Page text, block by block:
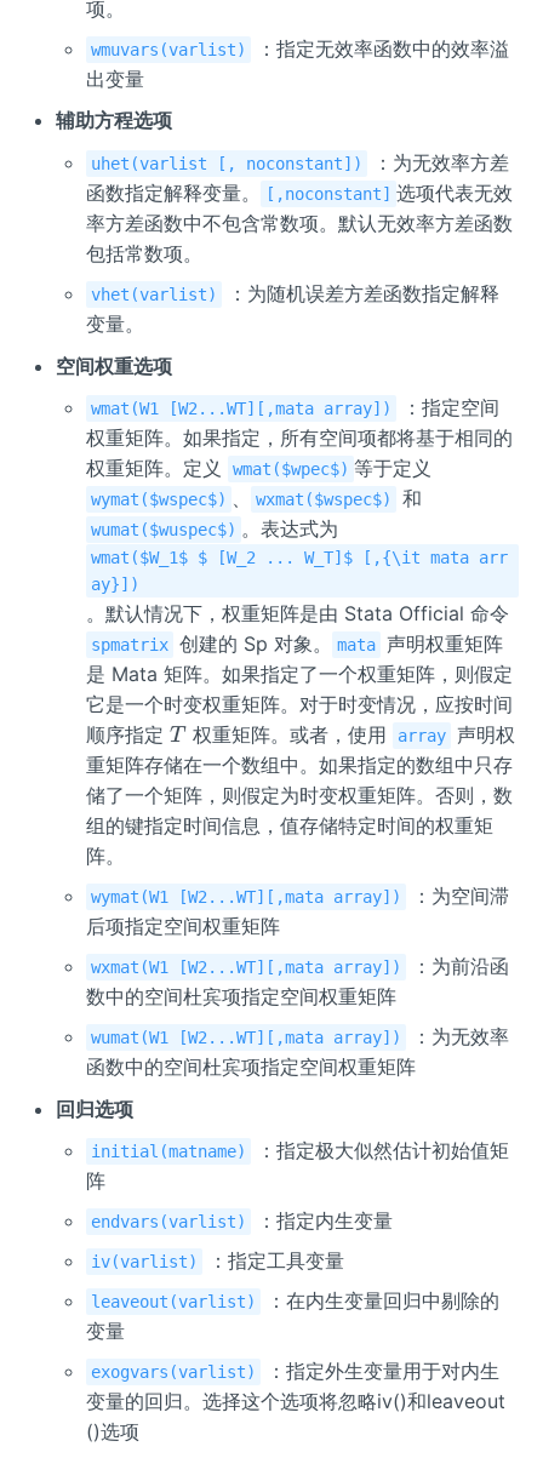
项。
wmuvars(varlist)
：指定无效率函数中的效率溢
出变量
辅助方程选项
uhet(varlist [, noconstant])
：为无效率方差
函数指定解释变量。
[,noconstant] 选项代表无效
率方差函数中不包含常数项。默认无效率方差函数
包括常数项。
vhet(varlist)
：为随机误差方差函数指定解释
变量。
空间权重选项
wmat(W1 [W2...WT][,mata array])
：指定空间
权重矩阵。如果指定，所有空间项都将基于相同的
权重矩阵。定义
wmat($wpec$) 等于定义
wymat($wspec$) 、 wxmat($wspec$) 和
wumat($wuspec$) 。表达式为
wmat($W_1$ $ [W_2 ... W_T]$ [,{\it mata arr
ay}])
。默认情况下，权重矩阵是由 Stata Official 命令
spmatrix 创建的 Sp 对象。 mata 声明权重矩阵
是 Mata 矩阵。如果指定了一个权重矩阵，则假定
它是一个时变权重矩阵。对于时变情况，应按时间
顺序指定T
T权重矩阵。或者，使用 array 声明权
重矩阵存储在一个数组中。如果指定的数组中只存
储了一个矩阵，则假定为时变权重矩阵。否则，数
组的键指定时间信息，值存储特定时间的权重矩
阵。
wymat(W1 [W2...WT][,mata array])
：为空间滞
后项指定空间权重矩阵
wxmat(W1 [W2...WT][,mata array])
：为前沿函
数中的空间杜宾项指定空间权重矩阵
wumat(W1 [W2...WT][,mata array])
：为无效率
函数中的空间杜宾项指定空间权重矩阵
回归选项
initial(matname)
：指定极大似然估计初始值矩
阵
endvars(varlist) ：指定内生变量
iv(varlist) ：指定工具变量
leaveout(varlist)
：在内生变量回归中剔除的
变量
exogvars(varlist)
：指定外生变量用于对内生
变量的回归。选择这个选项将忽略iv()和leaveout
()选项